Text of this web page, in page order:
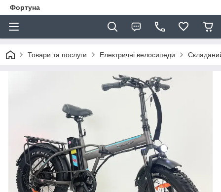
Фортуна
Товари та послуги Електричні велосипеди